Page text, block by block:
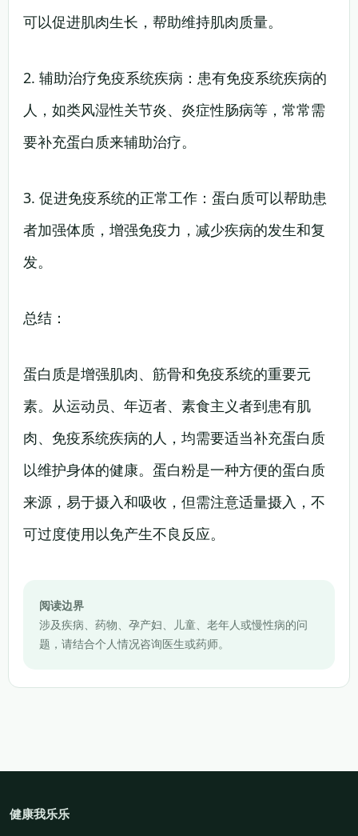
可以促进肌肉生长，帮助维持肌肉质量。
2. 辅助治疗免疫系统疾病：患有免疫系统疾病的
人，如类风湿性关节炎、炎症性肠病等，常常需
要补充蛋白质来辅助治疗。
3. 促进免疫系统的正常工作：蛋白质可以帮助患
者加强体质，增强免疫力，减少疾病的发生和复
发。
总结：
蛋白质是增强肌肉、筋骨和免疫系统的重要元
素。从运动员、年迈者、素食主义者到患有肌
肉、免疫系统疾病的人，均需要适当补充蛋白质
以维护身体的健康。蛋白粉是一种方便的蛋白质
来源，易于摄入和吸收，但需注意适量摄入，不
可过度使用以免产生不良反应。
阅读边界
涉及疾病、药物、孕产妇、儿童、老年人或慢性病的问
题，请结合个人情况咨询医生或药师。
健康我乐乐